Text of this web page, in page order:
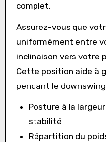
complet.
Assurez-vous que
uniformément entre
inclinaison vers votre
Cette position aide à
pendant le
Posture à la
stabilité
Répartition du